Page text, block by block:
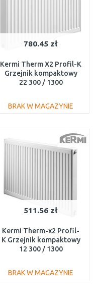
780.45 zł
Kermi Therm X2 Profil-K
Grzejnik kompaktowy
22 300 / 1300
BRAK W MAGAZYNIE
Do porównania
511.56 zł
Kermi Therm-x2 Profil-
K Grzejnik kompaktowy
12 300 / 1300
BRAK W MAGAZYNIE